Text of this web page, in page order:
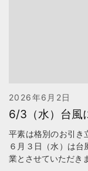
2026年6月2日
6/3（水）台風
平素は格別のお引き
６月３日（水）は
業とさせていただき